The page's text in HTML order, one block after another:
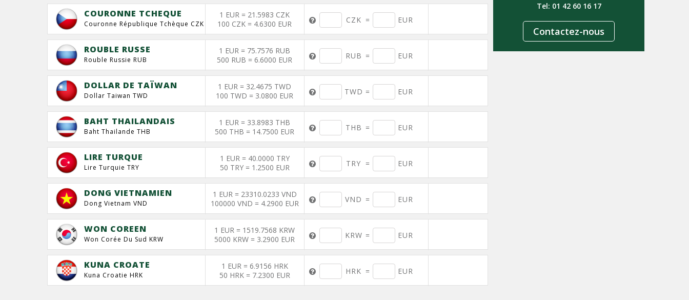
COURONNE TCHEQUE
Couronne République Tchèque CZK
1 EUR = 21.5983 CZK
100 CZK = 4.6300 EUR
CZK = EUR
ROUBLE RUSSE
Rouble Russie RUB
1 EUR = 75.7576 RUB
500 RUB = 6.6000 EUR
RUB = EUR
DOLLAR DE TAÏWAN
Dollar Taiwan TWD
1 EUR = 32.4675 TWD
100 TWD = 3.0800 EUR
TWD = EUR
BAHT THAILANDAIS
Baht Thailande THB
1 EUR = 33.8983 THB
500 THB = 14.7500 EUR
THB = EUR
LIRE TURQUE
Lire Turquie TRY
1 EUR = 40.0000 TRY
50 TRY = 1.2500 EUR
TRY = EUR
DONG VIETNAMIEN
Dong Vietnam VND
1 EUR = 23310.0233 VND
100000 VND = 4.2900 EUR
VND = EUR
WON COREEN
Won Corée Du Sud KRW
1 EUR = 1519.7568 KRW
5000 KRW = 3.2900 EUR
KRW = EUR
KUNA CROATE
Kuna Croatie HRK
1 EUR = 6.9156 HRK
50 HRK = 7.2300 EUR
HRK = EUR
Tel: 01 42 60 16 17
Contactez-nous